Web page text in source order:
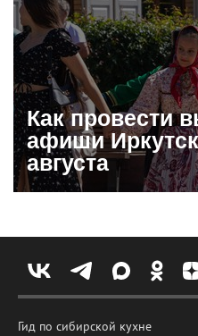
Как провести
афиши
августа
Гид по сибирской кухне